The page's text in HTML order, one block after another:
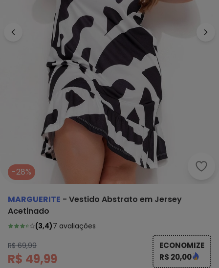
-28%
MARGUERITE - Vestido Abstrato em Jersey
Acetinado
(3,4)7 avaliações
R$ 69,99
R$ 49,99
ECONOMIZE
R$ 20,00